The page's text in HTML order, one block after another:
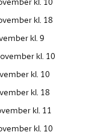
kl. 18
kl. 9
kl. 10
kl. 10
kl. 18
kl. 11
kl. 10